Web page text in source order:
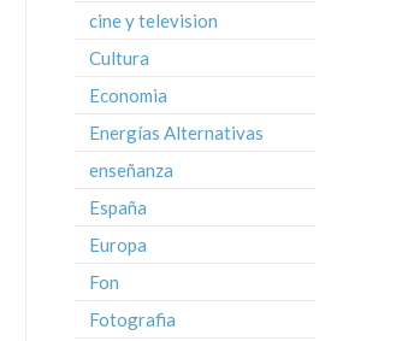
cine y television
Cultura
Economia
Energías Alternativas
enseñanza
España
Europa
Fon
Fotografia